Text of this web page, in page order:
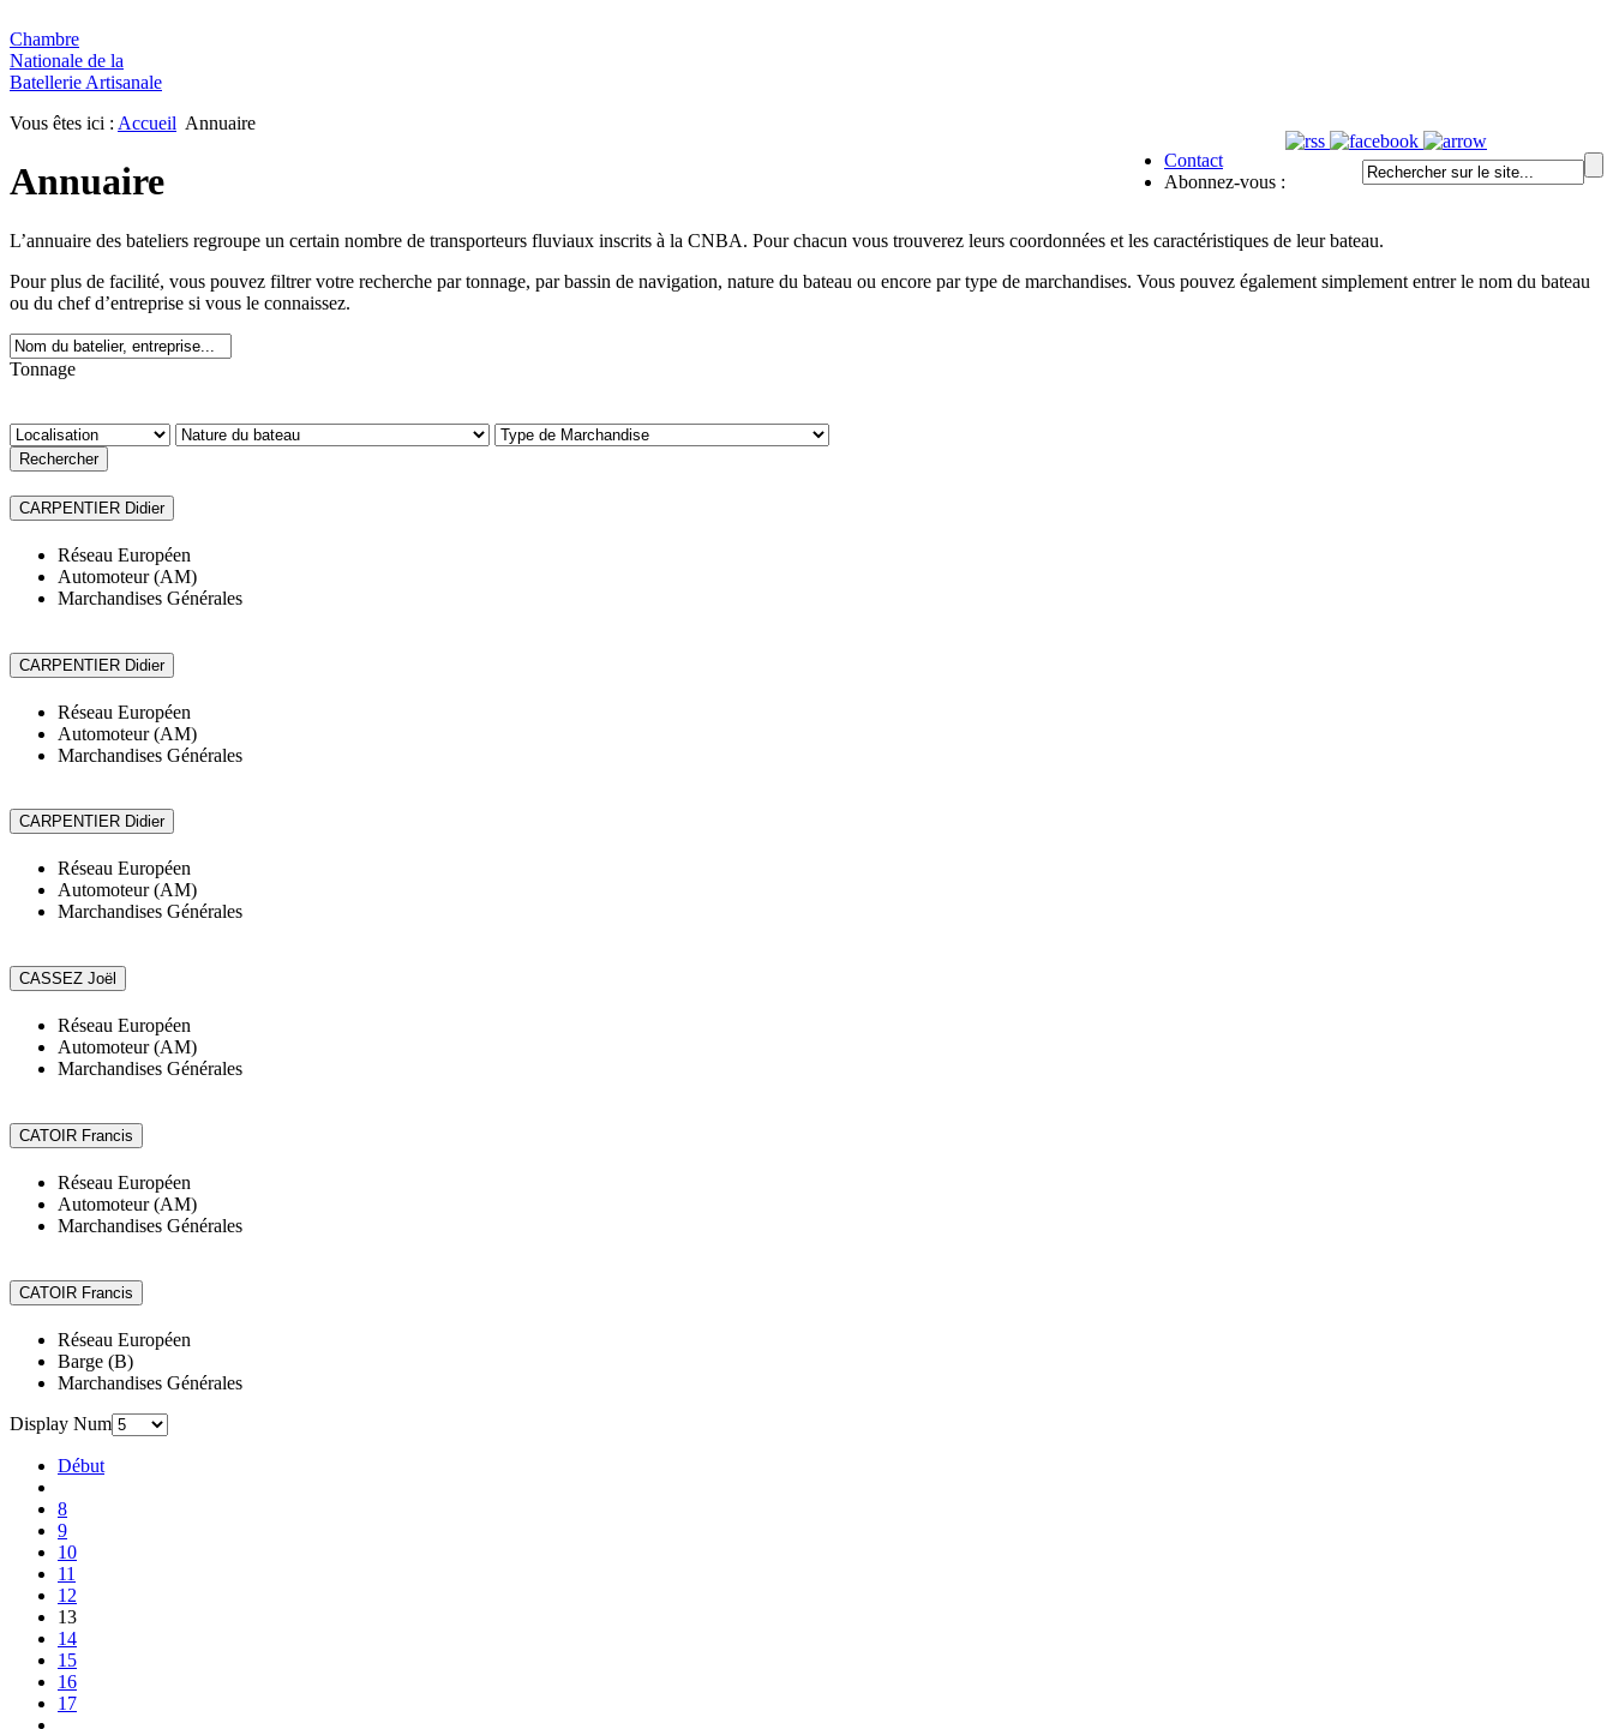
Chambre
Nationale de la
Batellerie Artisanale
Contact
Abonnez-vous :
Vous êtes ici : Accueil Annuaire
Annuaire
L’annuaire des bateliers regroupe un certain nombre de transporteurs fluviaux inscrits à la CNBA. Pour chacun vous trouverez leurs coordonnées et les caractéristiques de leur bateau.
Pour plus de facilité, vous pouvez filtrer votre recherche par tonnage, par bassin de navigation, nature du bateau ou encore par type de marchandises. Vous pouvez également simplement entrer le nom du bateau
ou du chef d’entreprise si vous le connaissez.
Tonnage
Réseau Européen
Automoteur (AM)
Marchandises Générales
Réseau Européen
Automoteur (AM)
Marchandises Générales
Réseau Européen
Automoteur (AM)
Marchandises Générales
Réseau Européen
Automoteur (AM)
Marchandises Générales
Réseau Européen
Automoteur (AM)
Marchandises Générales
Réseau Européen
Barge (B)
Marchandises Générales
Display Num
Début
8
9
10
11
12
13
14
15
16
17